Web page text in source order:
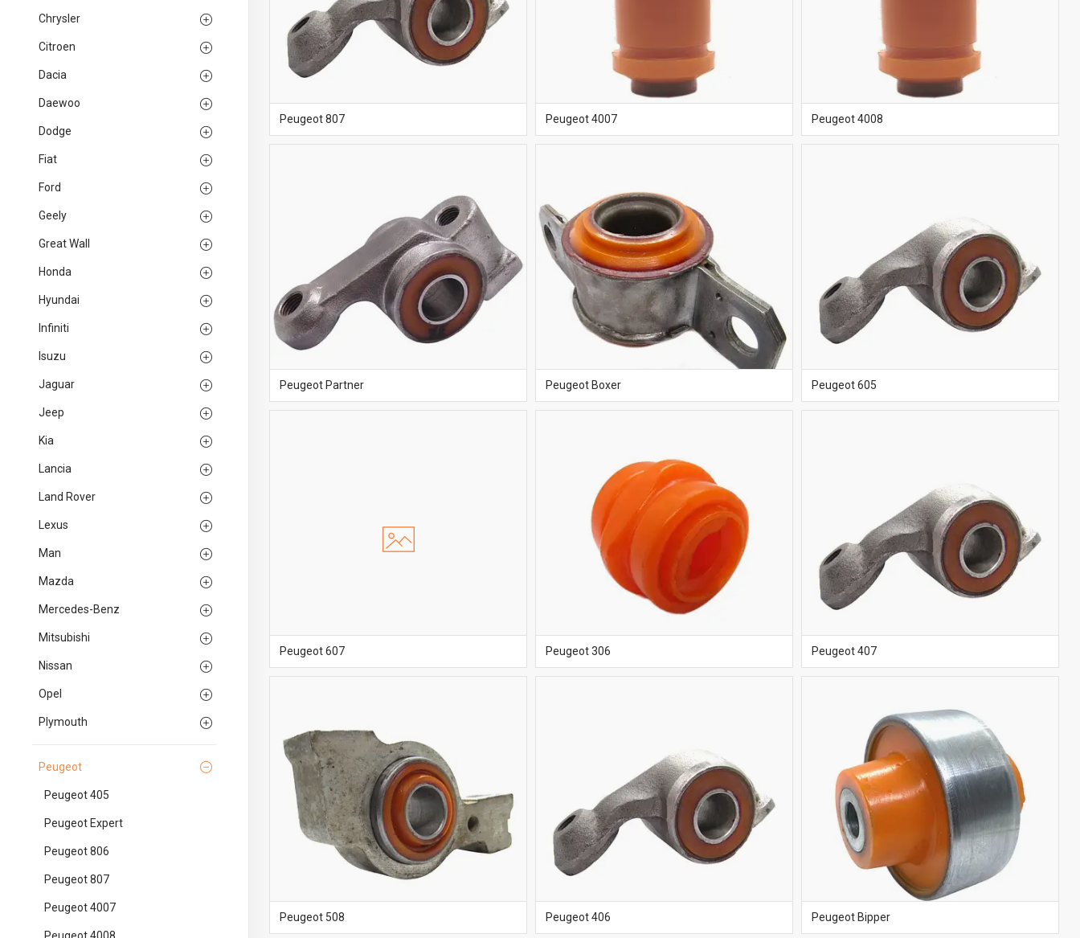
Chrysler
Citroen
Dacia
Daewoo
Dodge
Fiat
Ford
Geely
Great Wall
Honda
Hyundai
Infiniti
Isuzu
Jaguar
Jeep
Kia
Lancia
Land Rover
Lexus
Man
Mazda
Mercedes-Benz
Mitsubishi
Nissan
Opel
Plymouth
Peugeot
Peugeot 405
Peugeot Expert
Peugeot 806
Peugeot 807
Peugeot 4007
Peugeot 807 Peugeot 4007 Peugeot 4008
Peugeot Partner Peugeot Boxer Peugeot 605
Peugeot 607 Peugeot 306 Peugeot 407
Peugeot 508 Peugeot 406 Peugeot Bipper